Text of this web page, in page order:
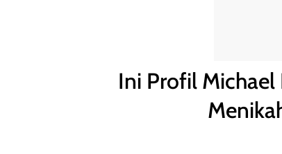
Ini Profil Michael